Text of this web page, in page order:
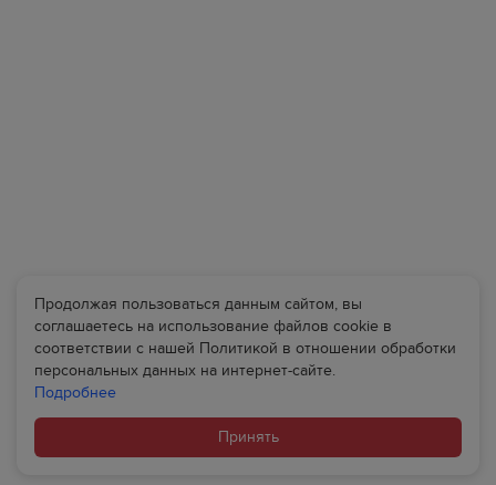
Продолжая пользоваться данным сайтом, вы
соглашаетесь на использование файлов cookie в
соответствии с нашей Политикой в отношении обработки
персональных данных на интернет-сайте.
Подробнее
Принять